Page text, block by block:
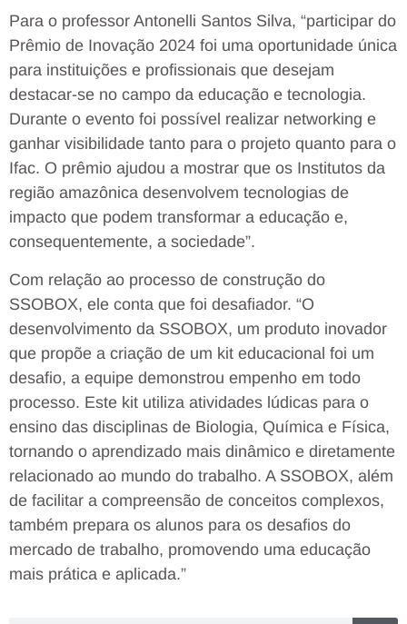
Para o professor Antonelli Santos Silva, “participar do
Prêmio de Inovação 2024 foi uma oportunidade única
para instituições e profissionais que desejam
destacar-se no campo da educação e tecnologia.
Durante o evento foi possível realizar networking e
ganhar visibilidade tanto para o projeto quanto para o
Ifac. O prêmio ajudou a mostrar que os Institutos da
região amazônica desenvolvem tecnologias de
impacto que podem transformar a educação e,
consequentemente, a sociedade”.
Com relação ao processo de construção do
SSOBOX, ele conta que foi desafiador. “O
desenvolvimento da SSOBOX, um produto inovador
que propõe a criação de um kit educacional foi um
desafio, a equipe demonstrou empenho em todo
processo. Este kit utiliza atividades lúdicas para o
ensino das disciplinas de Biologia, Química e Física,
tornando o aprendizado mais dinâmico e diretamente
relacionado ao mundo do trabalho. A SSOBOX, além
de facilitar a compreensão de conceitos complexos,
também prepara os alunos para os desafios do
mercado de trabalho, promovendo uma educação
mais prática e aplicada.”